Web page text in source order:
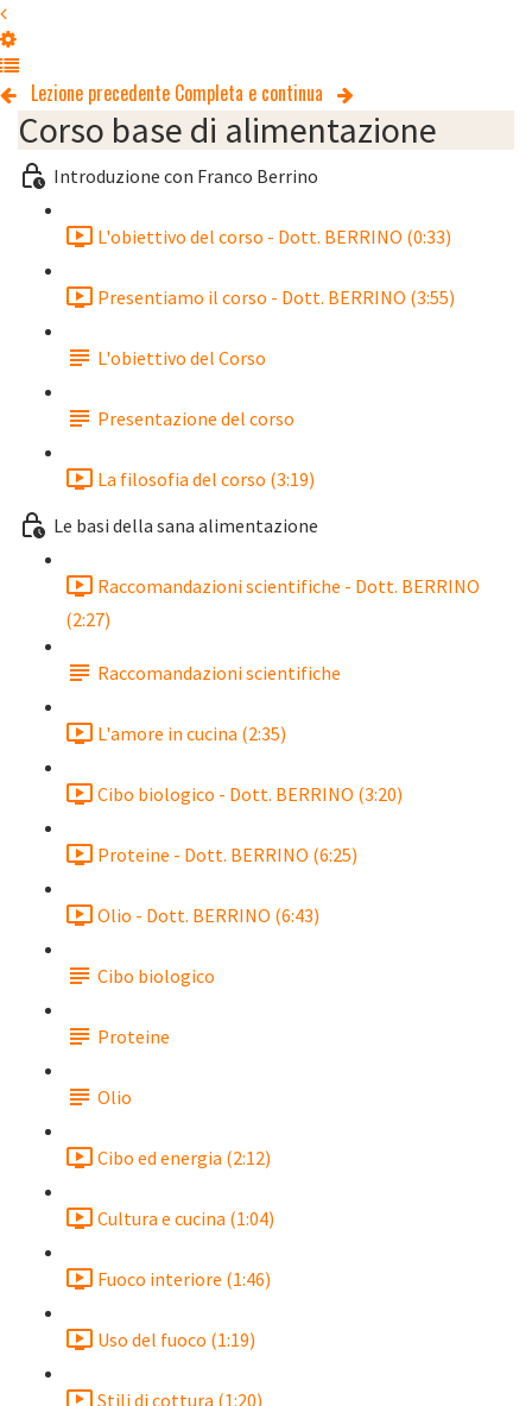
Lezione precedente Completa e continua
Corso base di alimentazione
Introduzione con Franco Berrino
L'obiettivo del corso - Dott. BERRINO (0:33)
Presentiamo il corso - Dott. BERRINO (3:55)
L'obiettivo del Corso
Presentazione del corso
La filosofia del corso (3:19)
Le basi della sana alimentazione
Raccomandazioni scientifiche - Dott. BERRINO
(2:27)
Raccomandazioni scientifiche
L'amore in cucina (2:35)
Cibo biologico - Dott. BERRINO (3:20)
Proteine - Dott. BERRINO (6:25)
Olio - Dott. BERRINO (6:43)
Cibo biologico
Proteine
Olio
Cibo ed energia (2:12)
Cultura e cucina (1:04)
Fuoco interiore (1:46)
Uso del fuoco (1:19)
Stili di cottura (1:20)